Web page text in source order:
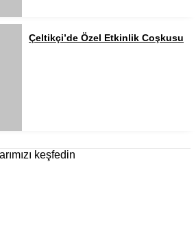
Çeltikçi’de Özel Etkinlik Coşkusu
keşfedin